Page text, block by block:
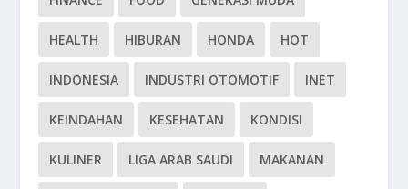
HEALTH HIBURAN HONDA HOT
INDONESIA INDUSTRI OTOMOTIF INET
KEINDAHAN KESEHATAN KONDISI
KULINER LIGA ARAB SAUDI MAKANAN